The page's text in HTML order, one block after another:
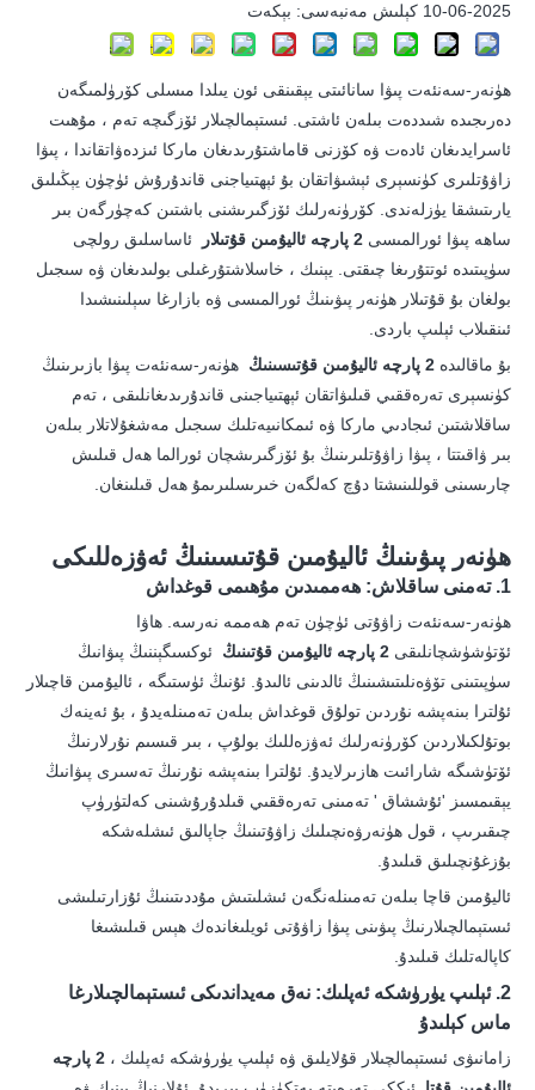
2025-06-10 كېلىش مەنبەسى:
بېكەت
ھۈنەر-سەنئەت پىۋا سانائىتى يېقىنقى ئون يىلدا مىسلى كۆرۈلمىگەن
دەرىجىدە شىددەت بىلەن ئاشتى. ئىستېمالچىلار ئۆزگىچە تەم ، مۇھىت
ئاسرايدىغان ئادەت ۋە كۆزنى قاماشتۇرىدىغان ماركا ئىزدەۋاتقاندا ، پىۋا
زاۋۇتلىرى كۈنسېرى ئېشىۋاتقان بۇ ئېھتىياجنى قاندۇرۇش ئۈچۈن يېڭىلىق
يارىتىشقا يۈزلەندى. كۆرۈنەرلىك ئۆزگىرىشنى باشتىن كەچۈرگەن بىر
ساھە پىۋا ئورالمىسى 2 پارچە ئاليۇمىن قۇتىلار
ئاساسلىق رولچى
سۈپىتىدە ئوتتۇرىغا چىقتى. يېنىك ، خاسلاشتۇرغىلى بولىدىغان ۋە سىجىل
بولغان بۇ قۇتىلار ھۈنەر پىۋىنىڭ ئورالمىسى ۋە بازارغا سېلىنىشىدا
ئىنقىلاب ئېلىپ باردى.
بۇ ماقالىدە 2 پارچە ئاليۇمىن قۇتىسىنىڭ
ھۈنەر-سەنئەت پىۋا بازىرىنىڭ
كۈنسېرى تەرەققىي قىلىۋاتقان ئېھتىياجىنى قاندۇرىدىغانلىقى ، تەم
ساقلاشتىن ئىجادىي ماركا ۋە ئىمكانىيەتلىك سىجىل مەشغۇلاتلار بىلەن
بىر ۋاقىتتا ، پىۋا زاۋۇتلىرىنىڭ بۇ ئۆزگىرىشچان ئورالما ھەل قىلىش
چارىسىنى قوللىنىشتا دۇچ كەلگەن خىرىسلىرىمۇ ھەل قىلىنغان.
ھۈنەر پىۋىنىڭ ئاليۇمىن قۇتىسىنىڭ ئەۋزەللىكى
1. تەمنى ساقلاش: ھەممىدىن مۇھىمى قوغداش
ھۈنەر-سەنئەت زاۋۇتى ئۈچۈن تەم ھەممە نەرسە. ھاۋا
ئۆتۈشۈشچانلىقى 2 پارچە ئاليۇمىن قۇتىنىڭ
ئوكسىگېننىڭ پىۋانىڭ
سۈپىتىنى تۆۋەنلىتىشىنىڭ ئالدىنى ئالىدۇ. ئۇنىڭ ئۈستىگە ، ئاليۇمىن قاچىلار
ئۇلترا بىنەپشە نۇردىن تولۇق قوغداش بىلەن تەمىنلەيدۇ ، بۇ ئەينەك
بوتۇلكىلاردىن كۆرۈنەرلىك ئەۋزەللىك بولۇپ ، بىر قىسىم نۇرلارنىڭ
ئۆتۈشىگە شارائىت ھازىرلايدۇ. ئۇلترا بىنەپشە نۇرنىڭ تەسىرى پىۋانىڭ
يېقىمسىز 'ئۇششاق ' تەمىنى تەرەققىي قىلدۇرۇشىنى كەلتۈرۈپ
چىقىرىپ ، قول ھۈنەرۋەنچىلىك زاۋۇتىنىڭ جاپالىق ئىشلەشكە
بۇزغۇنچىلىق قىلىدۇ.
ئاليۇمىن قاچا بىلەن تەمىنلەنگەن ئىشلىتىش مۇددىتىنىڭ ئۇزارتىلىشى
ئىستېمالچىلارنىڭ پىۋىنى پىۋا زاۋۇتى ئويلىغاندەك ھېس قىلىشىغا
كاپالەتلىك قىلىدۇ.
2. ئېلىپ يۈرۈشكە ئەپلىك: نەق مەيداندىكى ئىستېمالچىلارغا
ماس كېلىدۇ
زامانىۋى ئىستېمالچىلار قۇلايلىق ۋە ئېلىپ يۈرۈشكە ئەپلىك ،
2 پارچە